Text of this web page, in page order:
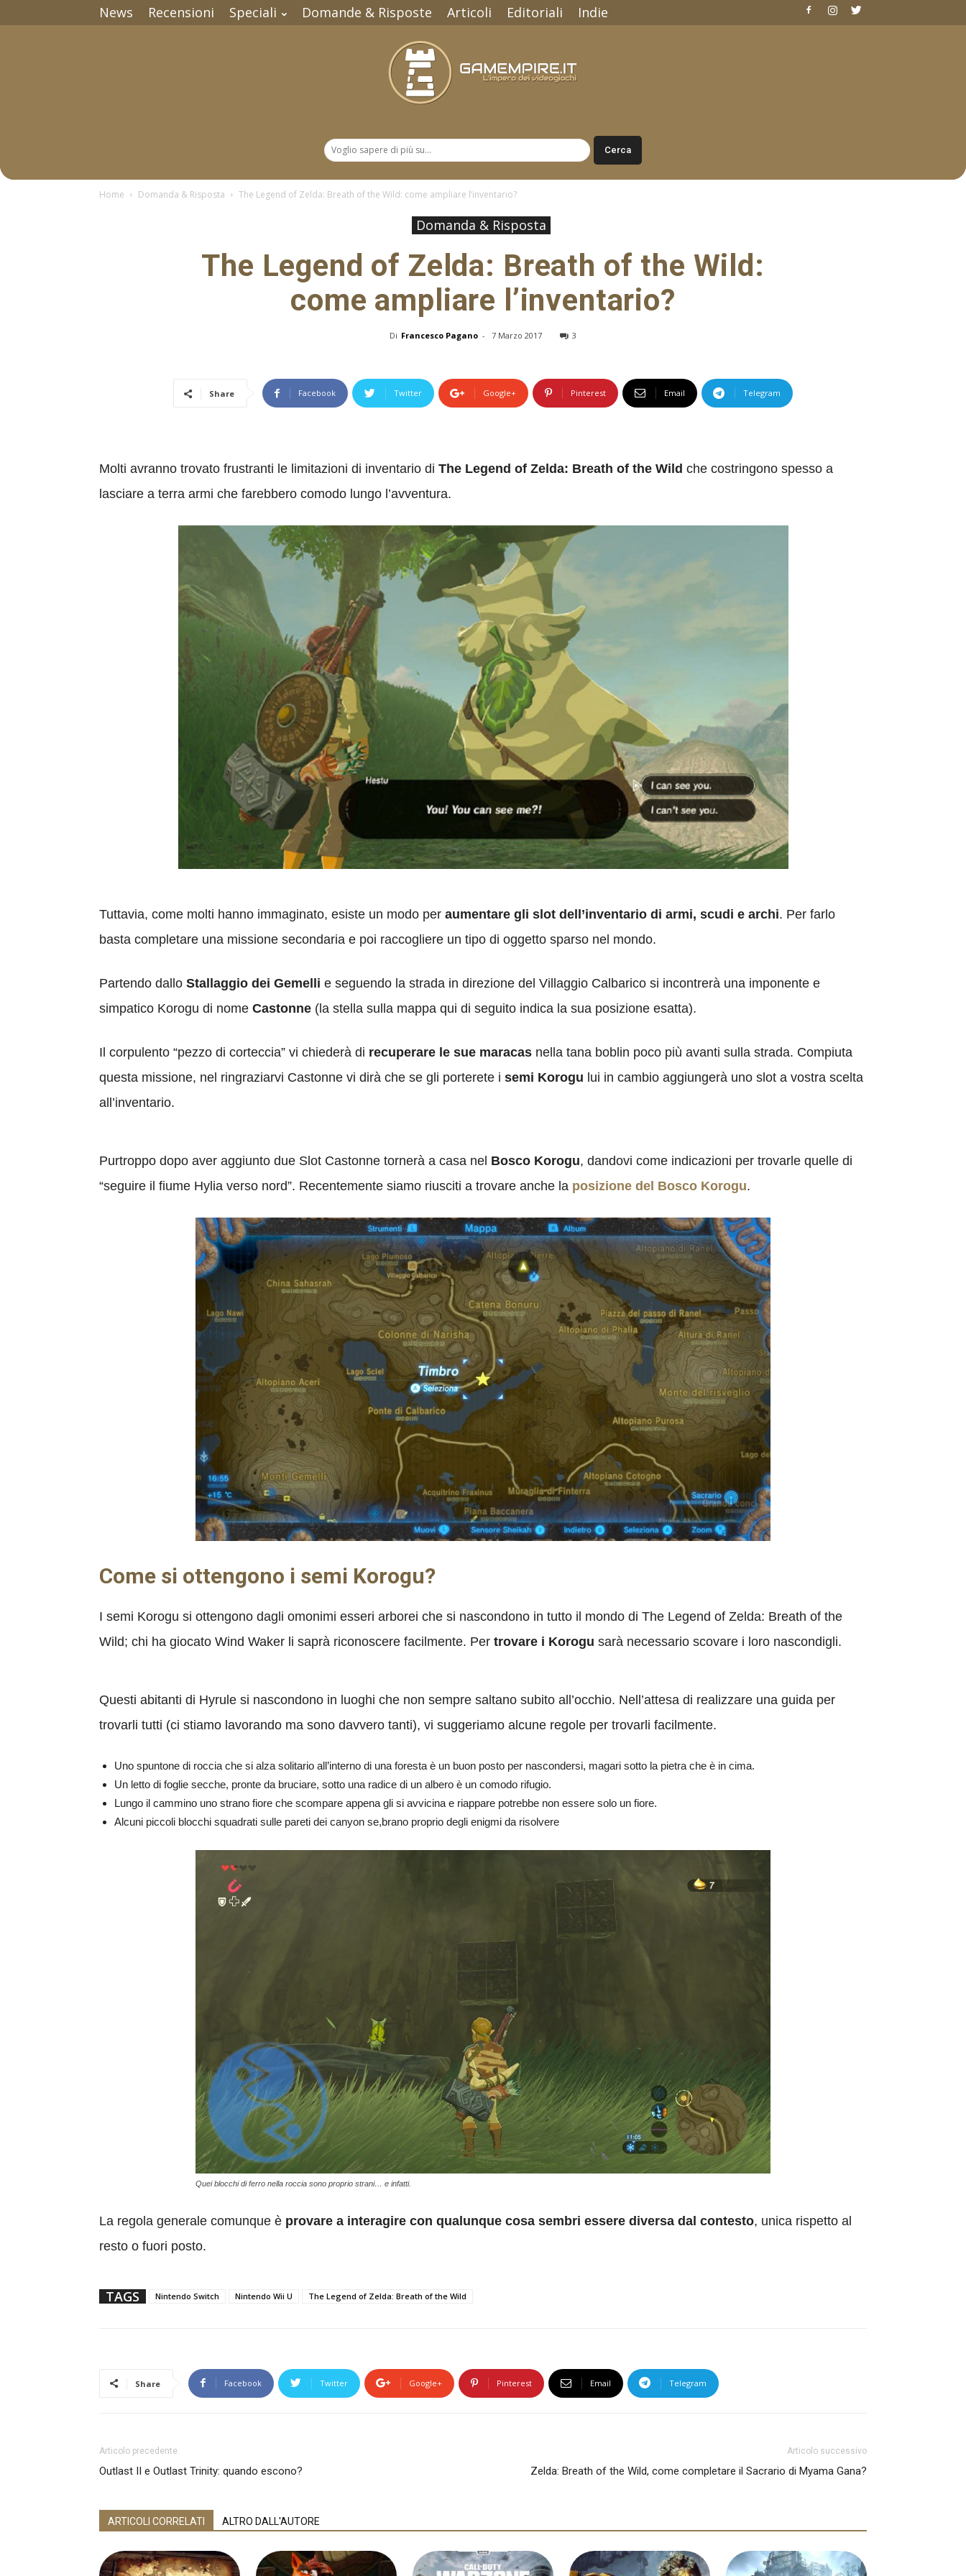
News Recensioni Speciali Domande & Risposte Articoli Editoriali Indie
Home Domanda & Risposta The Legend of Zelda: Breath of the Wild: come ampliare l’inventario?
Domanda & Risposta
The Legend of Zelda: Breath of the Wild:
come ampliare l’inventario?
Di Francesco Pagano - 7 Marzo 2017 3
Share Facebook Twitter Google+ Pinterest Email Telegram
Molti avranno trovato frustranti le limitazioni di inventario di The Legend of Zelda: Breath of the Wild che costringono spesso a
lasciare a terra armi che farebbero comodo lungo l’avventura.
Tuttavia, come molti hanno immaginato, esiste un modo per aumentare gli slot dell’inventario di armi, scudi e archi. Per farlo
basta completare una missione secondaria e poi raccogliere un tipo di oggetto sparso nel mondo.
Partendo dallo Stallaggio dei Gemelli e seguendo la strada in direzione del Villaggio Calbarico si incontrerà una imponente e
simpatico Korogu di nome Castonne (la stella sulla mappa qui di seguito indica la sua posizione esatta).
Il corpulento “pezzo di corteccia” vi chiederà di recuperare le sue maracas nella tana boblin poco più avanti sulla strada. Compiuta
questa missione, nel ringraziarvi Castonne vi dirà che se gli porterete i semi Korogu lui in cambio aggiungerà uno slot a vostra scelta
all’inventario.
Purtroppo dopo aver aggiunto due Slot Castonne tornerà a casa nel Bosco Korogu, dandovi come indicazioni per trovarle quelle di
“seguire il fiume Hylia verso nord”. Recentemente siamo riusciti a trovare anche la posizione del Bosco Korogu.
Come si ottengono i semi Korogu?
I semi Korogu si ottengono dagli omonimi esseri arborei che si nascondono in tutto il mondo di The Legend of Zelda: Breath of the
Wild; chi ha giocato Wind Waker li saprà riconoscere facilmente. Per trovare i Korogu sarà necessario scovare i loro nascondigli.
Questi abitanti di Hyrule si nascondono in luoghi che non sempre saltano subito all’occhio. Nell’attesa di realizzare una guida per
trovarli tutti (ci stiamo lavorando ma sono davvero tanti), vi suggeriamo alcune regole per trovarli facilmente.
Uno spuntone di roccia che si alza solitario all’interno di una foresta è un buon posto per nascondersi, magari sotto la pietra che è in cima.
Un letto di foglie secche, pronte da bruciare, sotto una radice di un albero è un comodo rifugio.
Lungo il cammino uno strano fiore che scompare appena gli si avvicina e riappare potrebbe non essere solo un fiore.
Alcuni piccoli blocchi squadrati sulle pareti dei canyon se,brano proprio degli enigmi da risolvere
Quei blocchi di ferro nella roccia sono proprio strani… e infatti.
La regola generale comunque è provare a interagire con qualunque cosa sembri essere diversa dal contesto, unica rispetto al
resto o fuori posto.
TAGS Nintendo Switch Nintendo Wii U The Legend of Zelda: Breath of the Wild
Share Facebook Twitter Google+ Pinterest Email Telegram
Articolo precedente
Outlast II e Outlast Trinity: quando escono?
Articolo successivo
Zelda: Breath of the Wild, come completare il Sacrario di Myama Gana?
ARTICOLI CORRELATI ALTRO DALL'AUTORE